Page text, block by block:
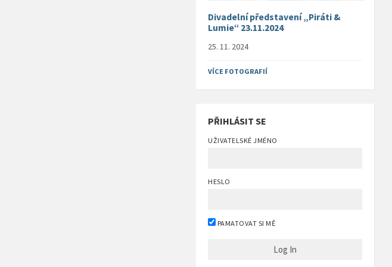
Divadelní představení „Piráti &
Lumie“ 23.11.2024
25. 11. 2024
VÍCE FOTOGRAFIÍ
PŘIHLÁSIT SE
UŽIVATELSKÉ JMÉNO
HESLO
PAMATOVAT SI MĚ